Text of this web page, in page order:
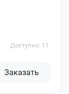
Доступно: 11
Заказать